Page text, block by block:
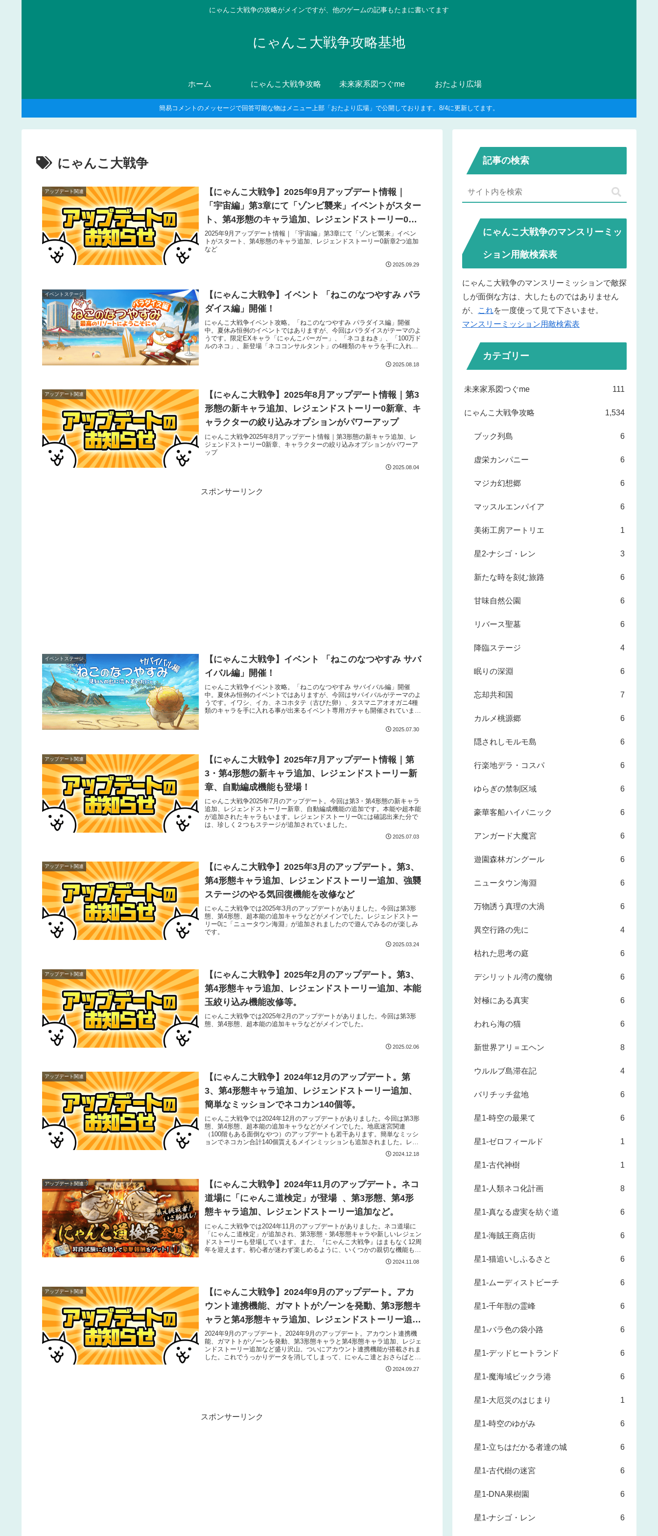
にゃんこ大戦争の攻略がメインですが、他のゲームの記事もたまに書いてます
にゃんこ大戦争攻略基地
ホーム にゃんこ大戦争攻略 未来家系図つぐme おたより広場
簡易コメントのメッセージで回答可能な物はメニュー上部「おたより広場」で公開しております。8/4に更新してます。
にゃんこ大戦争
アップデート関連
【にゃんこ大戦争】2025年9月アップデート情報｜
「宇宙編」第3章にて「ゾンビ襲来」イベントがスター
ト、第4形態のキャラ追加、レジェンドストーリー0新
章など
2025年9月アップデート情報｜「宇宙編」第3章にて「ゾンビ襲来」イベン
トがスタート、第4形態のキャラ追加、レジェンドストーリー0新章2つ追加
など
2025.09.29
イベントステージ
【にゃんこ大戦争】イベント 「ねこのなつやすみ パラ
ダイス編」開催！
にゃんこ大戦争イベント攻略。「ねこのなつやすみ パラダイス編」開催
中。夏休み恒例のイベントではありますが、今回はパラダイスがテーマのよ
うです。限定EXキャラ「にゃんこバーガー」、「ネコまねき」、「100万ド
ルのネコ」、新登場「ネココンサルタント」の4種類のキャラを手に入れる
2025.08.18
アップデート関連
【にゃんこ大戦争】2025年8月アップデート情報｜第3
形態の新キャラ追加、レジェンドストーリー0新章、キ
ャラクターの絞り込みオプションがパワーアップ
にゃんこ大戦争2025年8月アップデート情報｜第3形態の新キャラ追加、レ
ジェンドストーリー0新章、キャラクターの絞り込みオプションがパワーア
ップ
2025.08.04
スポンサーリンク
イベントステージ
【にゃんこ大戦争】イベント 「ねこのなつやすみ サバ
イバル編」開催！
にゃんこ大戦争イベント攻略。「ねこのなつやすみ サバイバル編」開催
中。夏休み恒例のイベントではありますが、今回はサバイバルがテーマのよ
うです。イワシ、イカ、ネコホタテ（古びた卵）、タスマニアオオガニ4種
類のキャラを手に入れる事が出来るイベント専用ガチャも開催されていま
2025.07.30
アップデート関連
【にゃんこ大戦争】2025年7月アップデート情報｜第
3・第4形態の新キャラ追加、レジェンドストーリー新
章、自動編成機能も登場！
にゃんこ大戦争2025年7月のアップデート。今回は第3・第4形態の新キャラ
追加、レジェンドストーリー新章、自動編成機能の追加です。本能や超本能
が追加されたキャラもいます。レジェンドストーリー0には確認出来た分で
は、珍しく２つもステージが追加されていました。
2025.07.03
アップデート関連
【にゃんこ大戦争】2025年3月のアップデート。第3、
第4形態キャラ追加、レジェンドストーリー追加、強襲
ステージのやる気回復機能を改修など
にゃんこ大戦争では2025年3月のアップデートがありました。今回は第3形
態、第4形態、超本能の追加キャラなどがメインでした。レジェンドストー
リー0に「ニュータウン海淵」が追加されましたので遊んでみるのが楽しみ
です。
2025.03.24
アップデート関連
【にゃんこ大戦争】2025年2月のアップデート。第3、
第4形態キャラ追加、レジェンドストーリー追加、本能
玉絞り込み機能改修等。
にゃんこ大戦争では2025年2月のアップデートがありました。今回は第3形
態、第4形態、超本能の追加キャラなどがメインでした。
2025.02.06
アップデート関連
【にゃんこ大戦争】2024年12月のアップデート。第
3、第4形態キャラ追加、レジェンドストーリー追加、
簡単なミッションでネコカン140個等。
にゃんこ大戦争では2024年12月のアップデートがありました。今回は第3形
態、第4形態、超本能の追加キャラなどがメインでした。地底迷宮関連
（100階もある面倒なやつ）のアップデートも若干あります。簡単なミッシ
ョンでネコカン合計140個貰えるメインミッションも追加されました。レジ
ェンドストーリーに新マップの追加もありましたので、何か新しい敵が出て
くるか楽しみです。今回も私のわかる範囲でアップデート内容の紹介をした
2024.12.18
アップデート関連
【にゃんこ大戦争】2024年11月のアップデート。ネコ
道場に「にゃんこ道検定」が登場 、第3形態、第4形
態キャラ追加、レジェンドストーリー追加など。
にゃんこ大戦争では2024年11月のアップデートがありました。ネコ道場に
「にゃんこ道検定」が追加され、第3形態・第4形態キャラや新しいレジェン
ドストーリーも登場しています。また、『にゃんこ大戦争』はまもなく12周
年を迎えます。初心者が迷わず楽しめるように、いくつかの親切な機能も追
2024.11.08
アップデート関連
【にゃんこ大戦争】2024年9月のアップデート。アカ
ウント連携機能、ガマトトがゾーンを発動、第3形態キ
ャラと第4形態キャラ追加、レジェンドストーリー追加
など盛り沢山。
2024年9月のアップデート。2024年9月のアップデート。アカウント連携機
能、ガマトトがゾーンを発動、第3形態キャラと第4形態キャラ追加、レジェ
ンドストーリー追加など盛り沢山。ついにアカウント連携機能が搭載されま
した。これでうっかりデータを消してしまって、にゃんこ達とおさらばとい
2024.09.27
スポンサーリンク
記事の検索
にゃんこ大戦争のマンスリーミッ
ション用敵検索表
にゃんこ大戦争のマンスリーミッションで敵探
しが面倒な方は、大したものではありません
が、
これを一度使って見て下さいませ。
マンスリーミッション用敵検索表
カテゴリー
未来家系図つぐme 111
にゃんこ大戦争攻略 1,534
ブック列島 6
虚栄カンパニー 6
マジカ幻想郷 6
マッスルエンパイア 6
美術工房アートリエ 1
星2-ナシゴ・レン 3
新たな時を刻む旅路 6
甘味自然公園 6
リバース聖墓 6
降臨ステージ 4
眠りの深淵 6
忘却共和国 7
カルメ桃源郷 6
隠されしモルモ島 6
行楽地デラ・コスパ 6
ゆらぎの禁制区域 6
豪華客船ハイパニック 6
アンガード大魔宮 6
遊園森林ガングール 6
ニュータウン海淵 6
万物誘う真理の大渦 6
異空行路の先に 4
枯れた思考の庭 6
デシリットル湾の魔物 6
対極にある真実 6
われら海の猫 6
新世界アリ＝エヘン 8
ウルルブ島滞在記 4
バリチッチ盆地 6
星1-時空の最果て 6
星1-ゼロフィールド 1
星1-古代神樹 1
星1-人類ネコ化計画 8
星1-真なる虚実を紡ぐ道 6
星1-海賊王商店街 6
星1-猫追いしふるさと 6
星1-ムーディストビーチ 6
星1-千年獣の霊峰 6
星1-バラ色の袋小路 6
星1-デッドヒートランド 6
星1-魔海域ビックラ港 6
星1-大厄災のはじまり 1
星1-時空のゆがみ 6
星1-立ちはだかる者達の城 6
星1-古代樹の迷宮 6
星1-DNA果樹園 6
星1-ナシゴ・レン 6